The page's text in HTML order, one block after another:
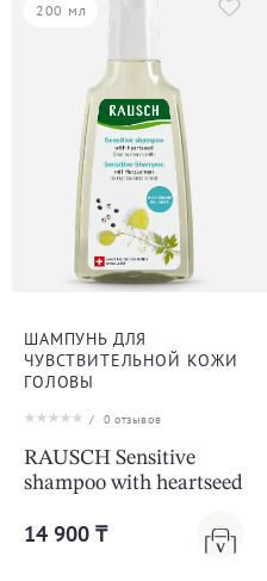
200 мл
ШАМПУНЬ ДЛЯ
ЧУВСТВИТЕЛЬНОЙ КОЖИ
ГОЛОВЫ
/ 0 отзывов
RAUSCH Sensitive
shampoo with heartseed
14 900 ₸